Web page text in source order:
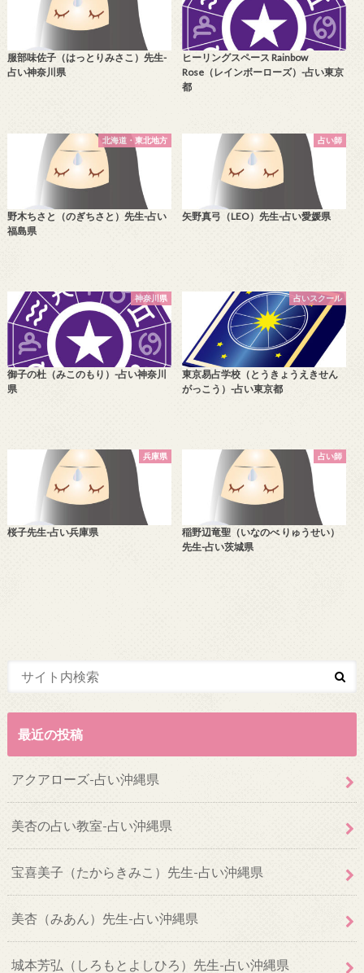
服部味佐子（はっとりみさこ）先生-
占い神奈川県
ヒーリングスペース Rainbow
Rose（レインボーローズ）-占い東京
都
北海道・東北地方
野木ちさと（のぎちさと）先生-占い
福島県
占い師
矢野真弓（LEO）先生-占い愛媛県
神奈川県
御子の杜（みこのもり）-占い神奈川
県
占いスクール
東京易占学校（とうきょうえきせん
がっこう）-占い東京都
兵庫県
桜子先生-占い兵庫県
占い師
稲野辺竜聖（いなのべ りゅうせい）
先生-占い茨城県
最近の投稿
アクアローズ-占い沖縄県
美杏の占い教室-占い沖縄県
宝喜美子（たからきみこ）先生-占い沖縄県
美杏（みあん）先生-占い沖縄県
城本芳弘（しろもとよしひろ）先生-占い沖縄県